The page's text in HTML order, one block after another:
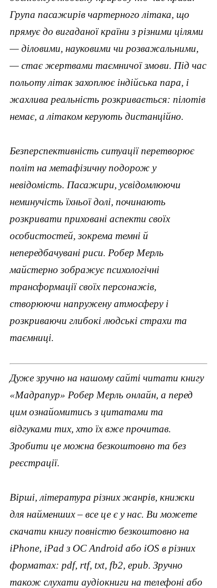
Група пасажирів чартерного літака, що
прямує до вигаданої країни з різними цілями
— діловими, науковими чи розважальними,
— стає жертвами таємничої змови. Під час
польоту літак захоплює індійська пара, і
жахлива реальність розкривається: пілотів
немає, а літаком керують дистанційно.
Безперспективність ситуації перетворює
політ на метафізичну подорож у
невідомість. Пасажири, усвідомлюючи
неминучість їхньої долі, починають
розкривати приховані аспекти своїх
особистостей, зокрема темні й
непередбачувані риси. Робер Мерль
майстерно зображує психологічні
трансформації своїх персонажів,
створюючи напружену атмосферу і
розкриваючи глибокі людські страхи та
таємниці.
Дуже зручно на нашому сайті читати книгу
«Мадрапур» Робер Мерль онлайн, а перед
цим ознайомитись з цитатами та
відгуками тих, хто їх вже прочитав.
Зробити це можна безкоштовно та без
реєстрації.
Вірші, література різних жанрів, книжки
для найменших – все це є у нас. Ви можете
скачати книгу повністю безкоштовно на
iPhone, iPad з ОС Android або iOS в різних
форматах: pdf, rtf, txt, fb2, epub. Зручно
також слухати аудіокниги на телефоні або